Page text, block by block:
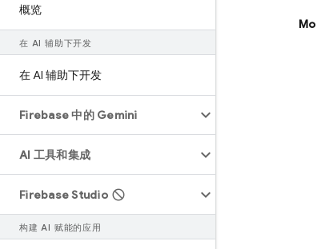
概览
在 AI 辅助下开发
在 AI 辅助下开发
Firebase 中的 Gemini
AI 工具和集成
Firebase Studio
构建 AI 赋能的应用